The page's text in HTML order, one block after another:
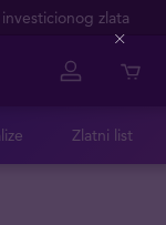
zlata
Zlatni list
Close